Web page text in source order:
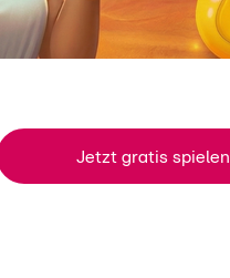
Jetzt gratis spielen